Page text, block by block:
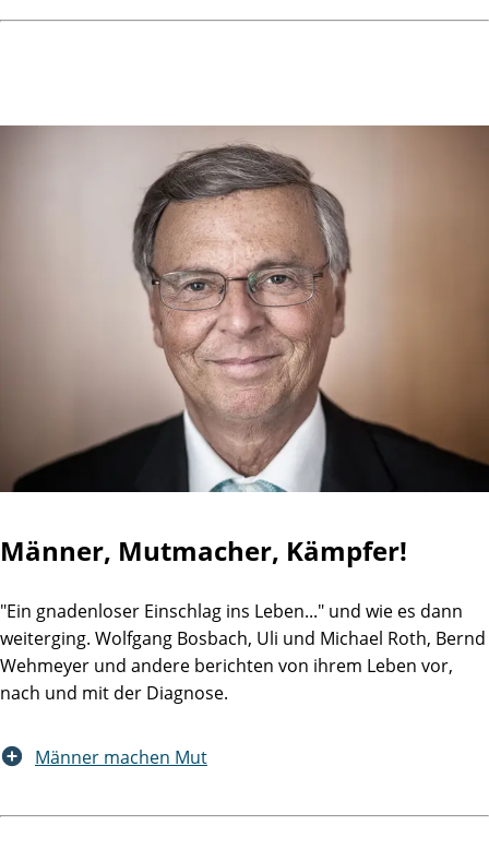
Männer, Mutmacher, Kämpfer!
"Ein gnadenloser Einschlag ins Leben..." und wie es dann
weiterging. Wolfgang Bosbach, Uli und Michael Roth, Bernd
Wehmeyer und andere berichten von ihrem Leben vor,
nach und mit der Diagnose.
Männer machen Mut